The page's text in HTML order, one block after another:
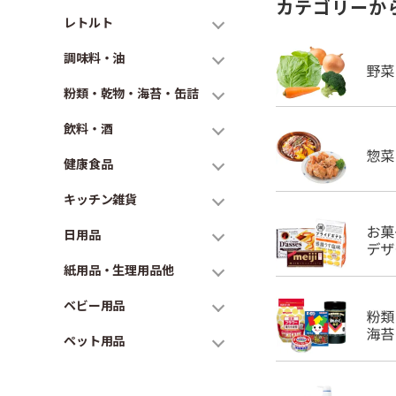
レトルト
調味料・油
粉類・乾物・海苔・缶詰
飲料・酒
健康食品
キッチン雑貨
日用品
紙用品・生理用品他
ベビー用品
ペット用品
カテゴリーか